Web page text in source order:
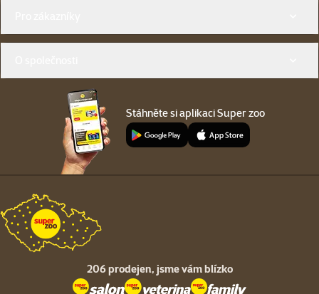
Stáhněte si aplikaci Super zoo
206 prodejen, jsme vám blízko